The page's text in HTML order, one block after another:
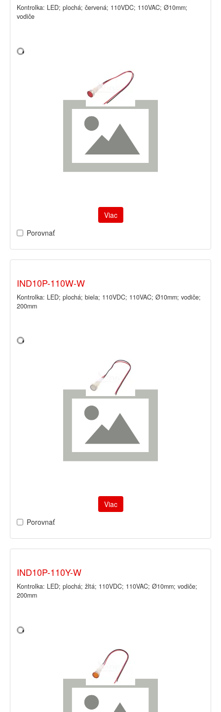
Kontrolka: LED; plochá; červená; 110VDC; 110VAC; Ø10mm;
vodiče
Viac
Porovnať
IND10P-110W-W
Kontrolka: LED; plochá; biela; 110VDC; 110VAC; Ø10mm; vodiče;
200mm
Viac
Porovnať
IND10P-110Y-W
Kontrolka: LED; plochá; žltá; 110VDC; 110VAC; Ø10mm; vodiče;
200mm